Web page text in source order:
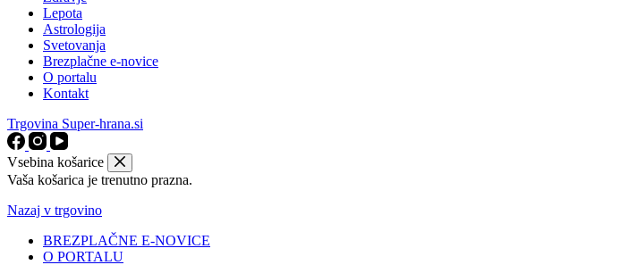
Lepota
Astrologija
Svetovanja
Brezplačne e-novice
O portalu
Kontakt
Trgovina Super-hrana.si
Vsebina košarice
Vaša košarica je trenutno prazna.
Nazaj v trgovino
BREZPLAČNE E-NOVICE
O PORTALU